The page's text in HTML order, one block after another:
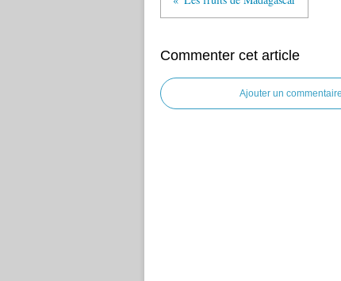
Commenter cet article
Ajouter un commentaire